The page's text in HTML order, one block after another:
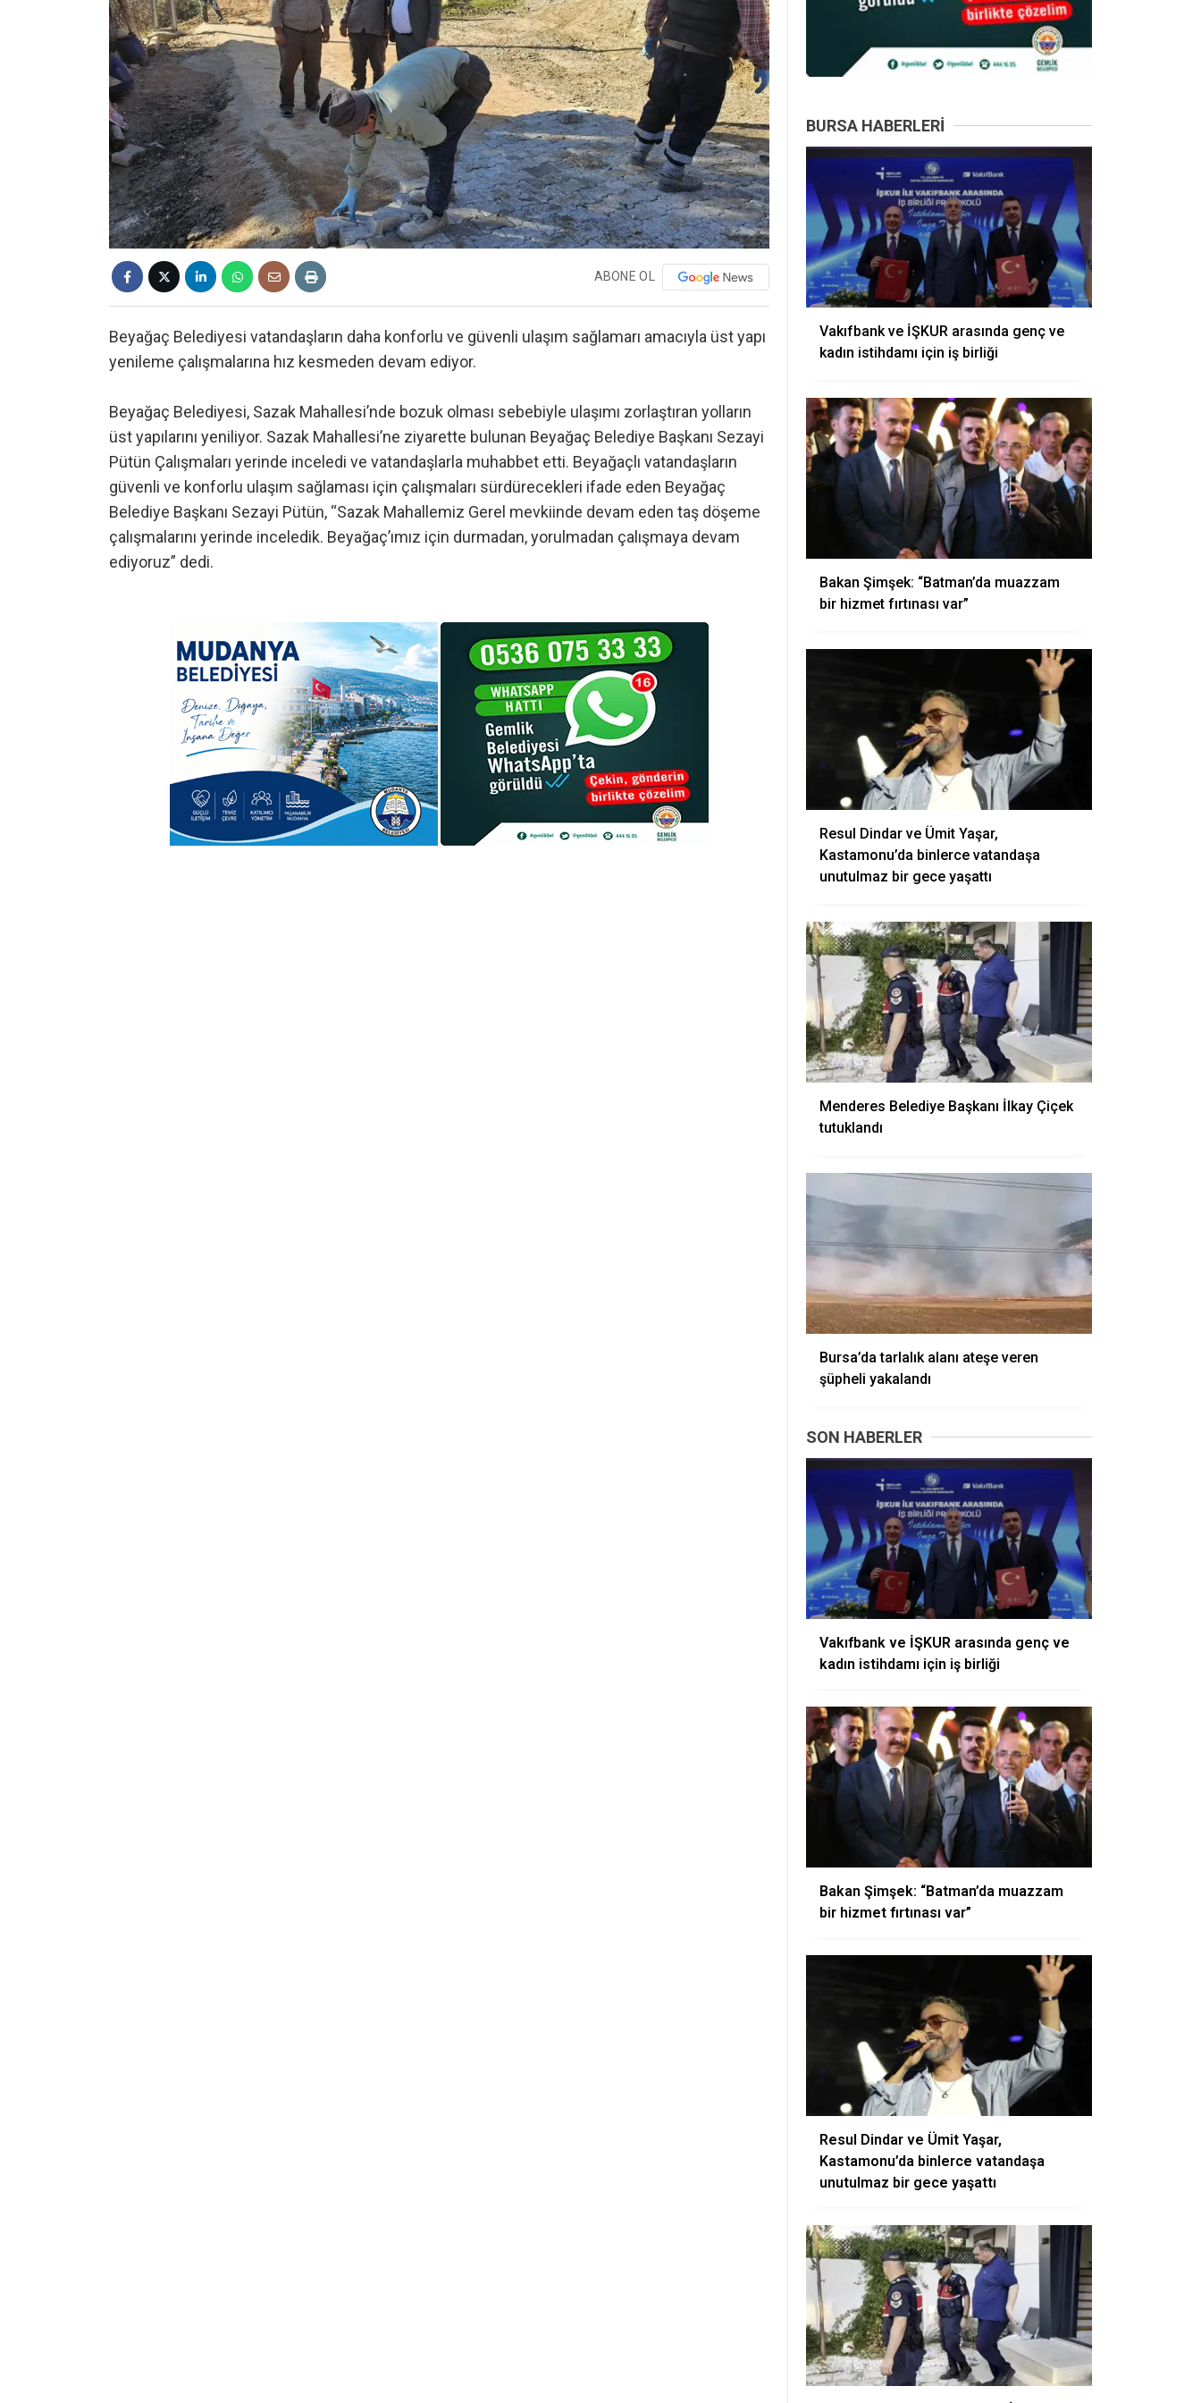
ABONE OL
Beyağaç Belediyesi vatandaşların daha konforlu ve güvenli ulaşım sağlamarı amacıyla üst yapı
yenileme çalışmalarına hız kesmeden devam ediyor.
Beyağaç Belediyesi, Sazak Mahallesi’nde bozuk olması sebebiyle ulaşımı zorlaştıran yolların
üst yapılarını yeniliyor. Sazak Mahallesi’ne ziyarette bulunan Beyağaç Belediye Başkanı Sezayi
Pütün Çalışmaları yerinde inceledi ve vatandaşlarla muhabbet etti. Beyağaçlı vatandaşların
güvenli ve konforlu ulaşım sağlaması için çalışmaları sürdürecekleri ifade eden Beyağaç
Belediye Başkanı Sezayi Pütün, “Sazak Mahallemiz Gerel mevkiinde devam eden taş döşeme
çalışmalarını yerinde inceledik. Beyağaç’ımız için durmadan, yorulmadan çalışmaya devam
ediyoruz” dedi.
BURSA HABERLERI
Vakıfbank ve İŞKUR arasında genç ve
kadın istihdamı için iş birliği
Bakan Şimşek: “Batman’da muazzam
bir hizmet fırtınası var”
Resul Dindar ve Ümit Yaşar,
Kastamonu’da binlerce vatandaşa
unutulmaz bir gece yaşattı
Menderes Belediye Başkanı İlkay Çiçek
tutuklandı
Bursa’da tarlalık alanı ateşe veren
şüpheli yakalandı
SON HABERLER
Vakıfbank ve İŞKUR arasında genç ve
kadın istihdamı için iş birliği
Bakan Şimşek: “Batman’da muazzam
bir hizmet fırtınası var”
Resul Dindar ve Ümit Yaşar,
Kastamonu’da binlerce vatandaşa
unutulmaz bir gece yaşattı